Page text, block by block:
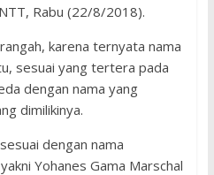
Rabu (22/8/2018).
karena ternyata nama
sesuai yang tertera pada
dengan nama yang
dimilikinya.
dengan nama
Yohanes Gama Marschal